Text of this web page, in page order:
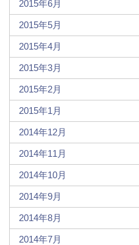
2015年6月
2015年5月
2015年4月
2015年3月
2015年2月
2015年1月
2014年12月
2014年11月
2014年10月
2014年9月
2014年8月
2014年7月